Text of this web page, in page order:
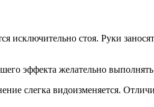
исключительно стоя. Руки
эффекта желательно
слегка видоизменяется.